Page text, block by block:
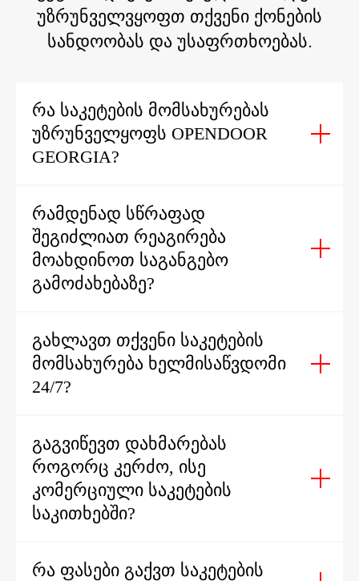
უზრუნველვყოფთ თქვენი ქონების
სანდოობას და უსაფრთხოებას.
ᲠᲐ ᲡᲐᲙᲔᲢᲔᲑᲘᲡ ᲛᲝᲛᲡᲐᲮᲣᲠᲔᲑᲐᲡ
ᲣᲖᲠᲣᲜᲕᲔᲚᲧᲝᲤᲡ OPENDOOR
GEORGIA?
ᲠᲐᲛᲓᲔᲜᲐᲓ ᲡᲬᲠᲐᲤᲐᲓ
ᲨᲔᲒᲘᲫᲚᲘᲐᲗ ᲠᲔᲐᲒᲘᲠᲔᲑᲐ
ᲛᲝᲐᲮᲓᲘᲜᲝᲗ ᲡᲐᲒᲐᲜᲒᲔᲑᲝ
ᲒᲐᲛᲝᲫᲐᲮᲔᲑᲐᲖᲔ?
ᲒᲐᲮᲚᲐᲕᲗ ᲗᲥᲕᲔᲜᲘ ᲡᲐᲙᲔᲢᲔᲑᲘᲡ
ᲛᲝᲛᲡᲐᲮᲣᲠᲔᲑᲐ ᲮᲔᲚᲛᲘᲡᲐᲬᲕᲓᲝᲛᲘ
24/7?
ᲒᲐᲒᲕᲘᲬᲔᲕᲗ ᲓᲐᲮᲛᲐᲠᲔᲑᲐᲡ
ᲠᲝᲒᲝᲠᲪ ᲙᲔᲠᲫᲝ, ᲘᲡᲔ
ᲙᲝᲛᲔᲠᲪᲘᲣᲚᲘ ᲡᲐᲙᲔᲢᲔᲑᲘᲡ
ᲡᲐᲙᲘᲗᲮᲔᲑᲨᲘ?
ᲠᲐ ᲤᲐᲡᲔᲑᲘ ᲒᲐᲥᲕᲗ ᲡᲐᲙᲔᲢᲔᲑᲘᲡ